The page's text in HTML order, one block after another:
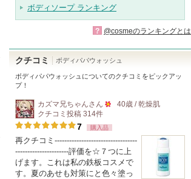
ボディソープ ランキング
? @cosmeのランキングとは
クチコミ ボディパパウォッシュ
ボディパパウォッシュ についてのクチコミをピックアッ
プ！
カズマ兄ちゃんさん
人
以
上
の
40歳 / 乾燥肌
クチコミ投稿 314件
7 購入品
再クチコミ----------------------------------
----------------------評価を☆７つに上
げます。これは私の鉄板コスメで
す。夏のあせも対策にと色々塗っ